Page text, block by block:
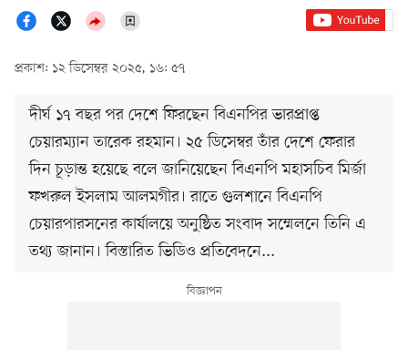
প্রকাশ: ১২ ডিসেম্বর ২০২৫, ১৬: ৫৭
দীর্ঘ ১৭ বছর পর দেশে ফিরছেন বিএনপির ভারপ্রাপ্ত
চেয়ারম্যান তারেক রহমান। ২৫ ডিসেম্বর তাঁর দেশে ফেরার
দিন চূড়ান্ত হয়েছে বলে জানিয়েছেন বিএনপি মহাসচিব মির্জা
ফখরুল ইসলাম আলমগীর। রাতে গুলশানে বিএনপি
চেয়ারপারসনের কার্যালয়ে অনুষ্ঠিত সংবাদ সম্মেলনে তিনি এ
তথ্য জানান। বিস্তারিত ভিডিও প্রতিবেদনে...